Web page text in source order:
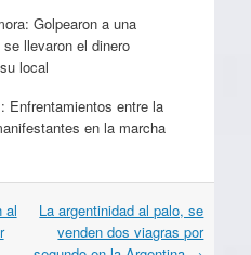
Golpearon a una
llevaron el dinero
local
Enfrentamientos entre la
en la marcha
al
La argentinidad al palo, se
venden dos viagras por